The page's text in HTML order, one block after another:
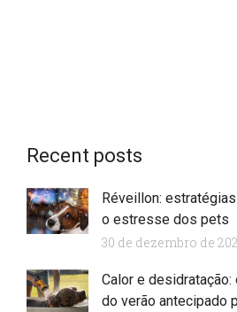
Recent posts
Réveillon:
o estresse dos pets
30 de dezembro de
Calor e
do verão antecipado